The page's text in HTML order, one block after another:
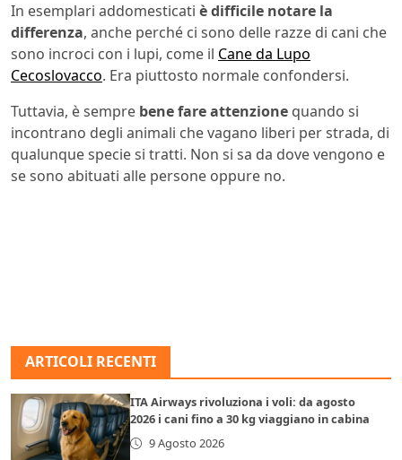
In esemplari addomesticati è difficile notare la
differenza, anche perché ci sono delle razze di cani che
sono incroci con i lupi, come il Cane da Lupo
Cecoslovacco. Era piuttosto normale confondersi.
Tuttavia, è sempre bene fare attenzione quando si
incontrano degli animali che vagano liberi per strada, di
qualunque specie si tratti. Non si sa da dove vengono e
se sono abituati alle persone oppure no.
ARTICOLI RECENTI
ITA Airways rivoluziona i voli: da agosto
2026 i cani fino a 30 kg viaggiano in cabina
9 Agosto 2026